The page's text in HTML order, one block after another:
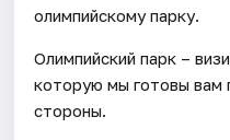
олимпийскому парку.
Олимпийский парк –
которую мы готовы вам
стороны.